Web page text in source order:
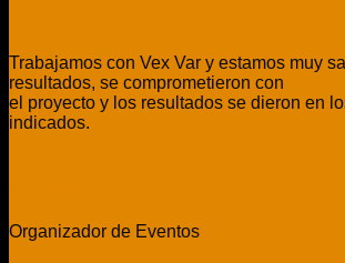
Trabajamos con Vex Var y estamos muy
resultados, se comprometieron con
el proyecto y los resultados se dieron en
indicados.
Organizador de Eventos